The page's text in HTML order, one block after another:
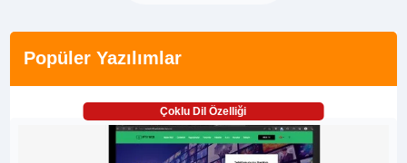
Popüler Yazılımlar
Çoklu Dil Özelliği